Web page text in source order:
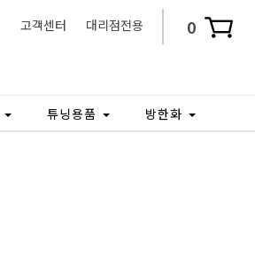
0
고객센터 대리점전용
튜닝용품
방한화